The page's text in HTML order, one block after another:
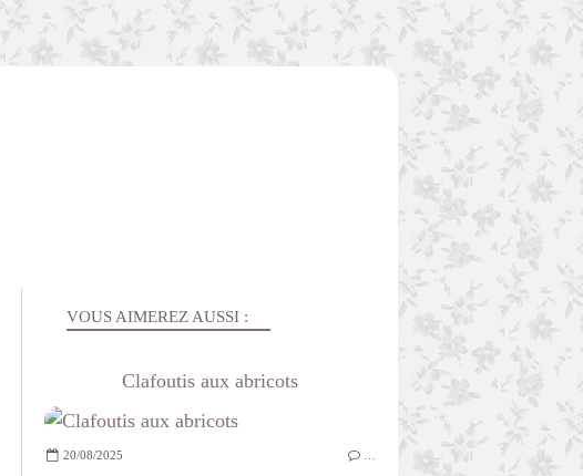
VOUS AIMEREZ AUSSI :
Clafoutis aux abricots
20/08/2025